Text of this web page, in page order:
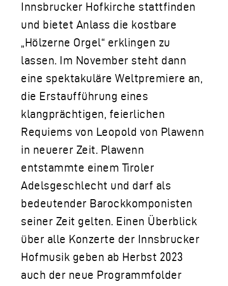
Innsbrucker Hofkirche stattfinden
und bietet Anlass die kostbare
„Hölzerne Orgel“ erklingen zu
lassen. Im November steht dann
eine spektakuläre Weltpremiere an,
die Erstaufführung eines
klangprächtigen, feierlichen
Requiems von Leopold von Plawenn
in neuerer Zeit. Plawenn
entstammte einem Tiroler
Adelsgeschlecht und darf als
bedeutender Barockkomponisten
seiner Zeit gelten. Einen Überblick
über alle Konzerte der Innsbrucker
Hofmusik geben ab Herbst 2023
auch der neue Programmfolder